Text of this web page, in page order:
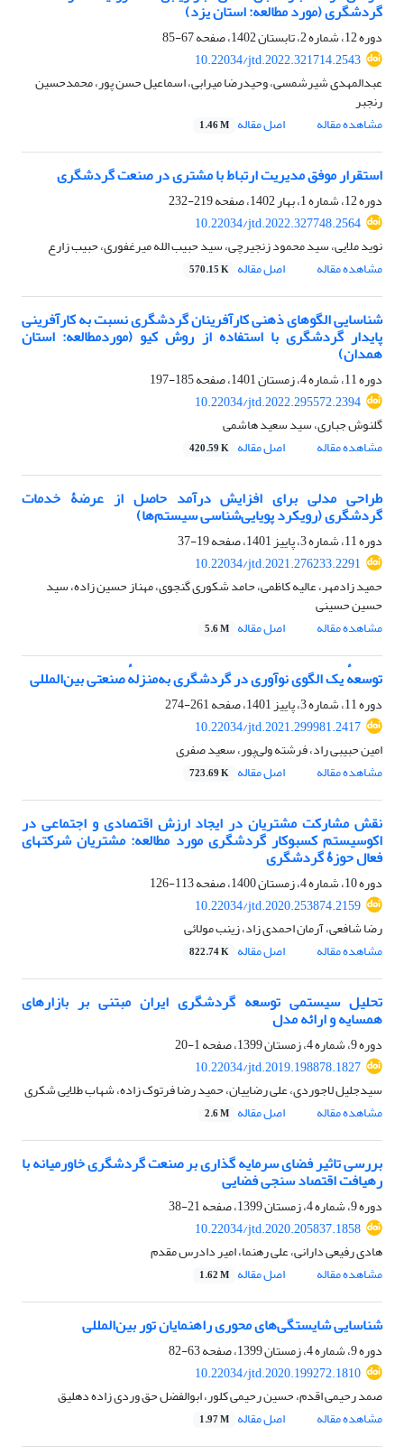
گردشگری (مورد مطالعه: استان یزد)
دوره 12، شماره 2، تابستان 1402، صفحه
67-85
10.22034/jtd.2022.321714.2543
عبدالمهدی شیرشمسی، وحیدرضا میرابی، اسماعیل حسن پور، محمدحسین
رنجبر
مشاهده مقاله
اصل مقاله 1.46 M
استقرار موفق مدیریت ارتباط با مشتری در صنعت گردشگری
دوره 12، شماره 1، بهار 1402، صفحه
219-232
10.22034/jtd.2022.327748.2564
نوید ملایی، سید محمود زنجیرچی، سید حبیب الله میرغفوری، حبیب زارع
مشاهده مقاله
اصل مقاله 570.15 K
شناسایی الگوهای ذهنی کارآفرینان گردشگری نسبت به کارآفرینی
پایدار گردشگری با استفاده از روش کیو (موردمطالعه: استان
همدان)
دوره 11، شماره 4، زمستان 1401، صفحه
185-197
10.22034/jtd.2022.295572.2394
گلنوش جباری، سید سعید هاشمی
مشاهده مقاله
اصل مقاله 420.59 K
طراحی مدلی برای افزایش درآمد حاصل از عرضۀ خدمات
گردشگری (رویکرد پویایی‌شناسی سیستم‌ها)
دوره 11، شماره 3، پاییز 1401، صفحه
19-37
10.22034/jtd.2021.276233.2291
حمید زادمهر، عالیه کاظمی، حامد شکوری گنجوی، مهناز حسین زاده، سید
حسین حسینی
مشاهده مقاله
اصل مقاله 5.6 M
توسعهٔ یک الگوی نوآوری در گردشگری به‌منزلهٔ صنعتی بین‌المللی
دوره 11، شماره 3، پاییز 1401، صفحه
261-274
10.22034/jtd.2021.299981.2417
امین حبیبی راد، فرشته ولی‌پور، سعید صفری
مشاهده مقاله
اصل مقاله 723.69 K
نقش مشارکت مشتریان در ایجاد ارزش اقتصادی و اجتماعی در
اکوسیستم کسب‏وکار گردشگری مورد مطالعه: مشتریان شرکت‏های
فعال حوزۀ گردشگری
دوره 10، شماره 4، زمستان 1400، صفحه
113-126
10.22034/jtd.2020.253874.2159
رضا شافعی، آرمان احمدی زاد، زینب مولائی
مشاهده مقاله
اصل مقاله 822.74 K
تحلیل سیستمی توسعه گردشگری ایران مبتنی بر بازارهای
همسایه و ارائه مدل
دوره 9، شماره 4، زمستان 1399، صفحه
1-20
10.22034/jtd.2019.198878.1827
سیدجلیل لاجوردی، علی رضاییان، حمید رضا فرتوک زاده، شهاب طلایی شکری
مشاهده مقاله
اصل مقاله 2.6 M
بررسی تاثیر فضای سرمایه گذاری بر صنعت گردشگری خاورمیانه با
رهیافت اقتصاد سنجی فضایی
دوره 9، شماره 4، زمستان 1399، صفحه
21-38
10.22034/jtd.2020.205837.1858
هادی رفیعی دارانی، علی رهنما، امیر دادرس مقدم
مشاهده مقاله
اصل مقاله 1.62 M
شناسایی شایستگی‌های محوری راهنمایان تور بین‌المللی
دوره 9، شماره 4، زمستان 1399، صفحه
63-82
10.22034/jtd.2020.199272.1810
صمد رحیمی اقدم، حسین رحیمی کلور، ابوالفضل حق وردی زاده دهلیق
مشاهده مقاله
اصل مقاله 1.97 M